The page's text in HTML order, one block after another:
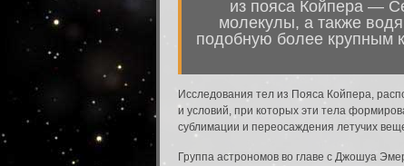
из пояса Койпера —
молекулы, а также
подобную более крупным
Исследования тел из Пояса Койпера,
и условий, при которых эти тела
сублимации и переосаждения летучих
Группа астрономов во главе с Джошуа